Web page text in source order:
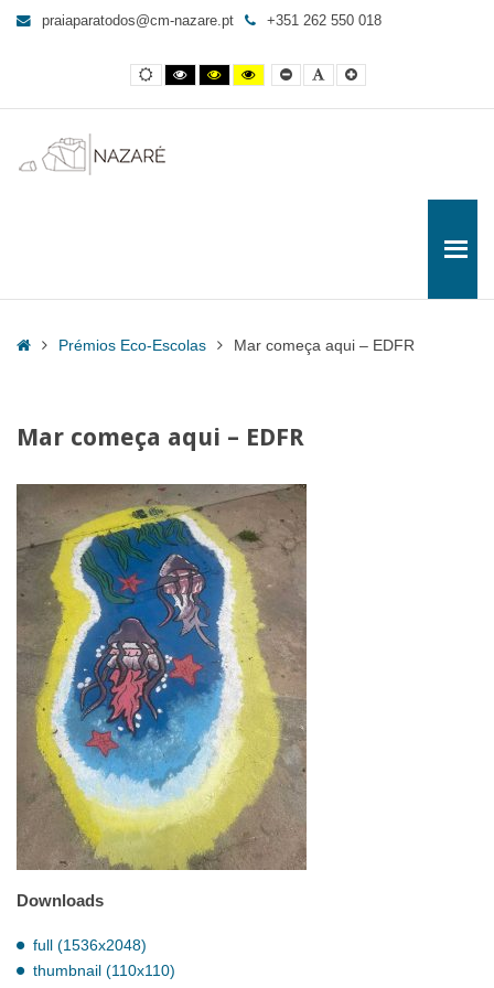
EDFR
Praia
praiaparatodos@cm-nazare.pt +351 262 550 018
Contraste
normal
Contraste
preto
branco
Contraste
preto
amarelo
Yellow
and
contrast
Smaller
Font
Letra
por
Letra
maior
HomePrémios Eco-Escolas Mar começa aqui – EDFR
Mar começa aqui – EDFR
Downloads
full (1536x2048)
thumbnail (110x110)